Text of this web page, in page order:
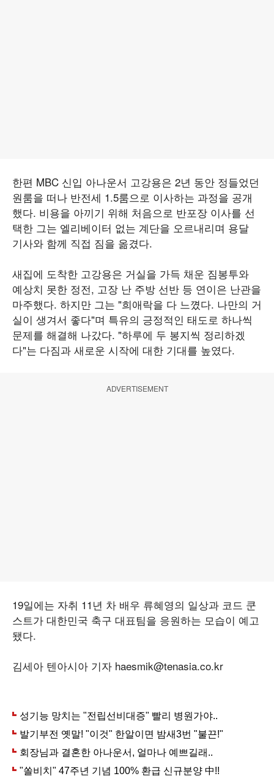
한편 MBC 신입 아나운서 고강용은 2년 동안 정들었던
원룸을 떠나 반전세 1.5룸으로 이사하는 과정을 공개
했다. 비용을 아끼기 위해 처음으로 반포장 이사를 선
택한 그는 엘리베이터 없는 계단을 오르내리며 용달
기사와 함께 직접 짐을 옮겼다.
새집에 도착한 고강용은 거실을 가득 채운 짐봉투와
예상치 못한 정전, 고장 난 주방 선반 등 연이은 난관을
마주했다. 하지만 그는 "희애락을 다 느꼈다. 나만의 거
실이 생겨서 좋다"며 특유의 긍정적인 태도로 하나씩
문제를 해결해 나갔다. "하루에 두 봉지씩 정리하겠
다"는 다짐과 새로운 시작에 대한 기대를 높였다.
ADVERTISEMENT
19일에는 자취 11년 차 배우 류혜영의 일상과 코드 쿤
스트가 대한민국 축구 대표팀을 응원하는 모습이 예고
됐다.
김세아 텐아시아 기자 haesmik@tenasia.co.kr